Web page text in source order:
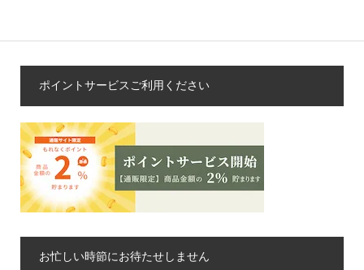
ポイントサービスご利用ください
お忙しい時節にお待たせしません